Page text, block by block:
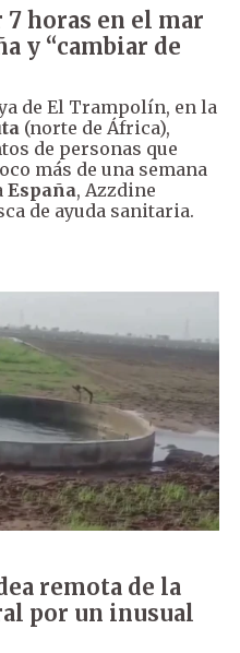
7 horas en el mar
y “cambiar de
de El Trampolín, en la
(norte de África),
de personas que
más de una semana
España, Azzdine
de ayuda sanitaria.
remota de la
por un inusual